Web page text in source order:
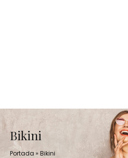
Bikini
Portada » Bikini